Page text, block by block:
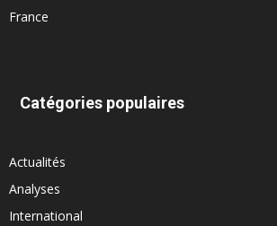
France
Catégories populaires
Actualités
Analyses
International